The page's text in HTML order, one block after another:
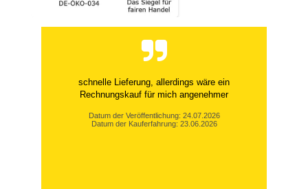
schnelle Lieferung, allerdings wäre ein
Rechnungskauf für mich angenehmer
Datum der Veröffentlichung: 24.07.2026
Datum der Kauferfahrung: 23.06.2026